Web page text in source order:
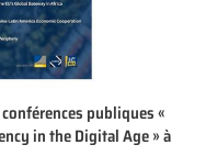
publiques «
in the Digital Age » à